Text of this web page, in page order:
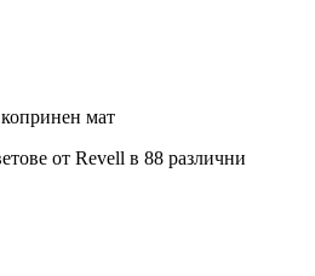
мат
от Revell в 88 различни